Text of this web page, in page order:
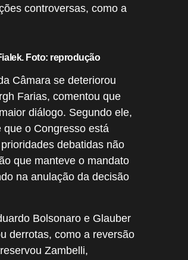
controversas, como a
Foto: reprodução
Câmara se deteriorou
Farias, comentou que
diálogo. Segundo ele,
que o Congresso está
debatidas não
que manteve o mandato
na anulação da decisão
Bolsonaro e Glauber
derrotas, como a reversão
Zambelli,